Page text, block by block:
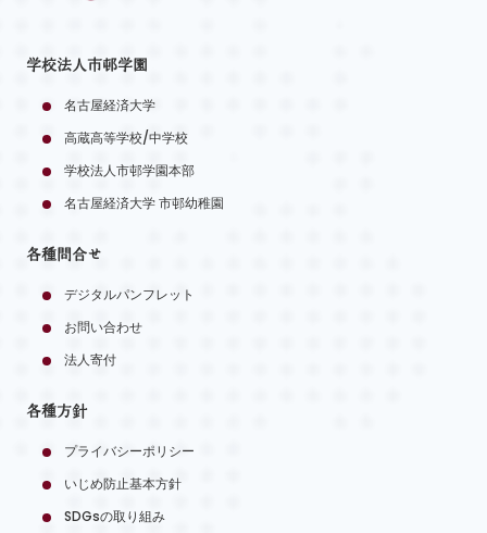
学校法人市邨学園
名古屋経済大学
高蔵高等学校/中学校
学校法人市邨学園本部
名古屋経済大学 市邨幼稚園
各種問合せ
デジタルパンフレット
お問い合わせ
法人寄付
各種方針
プライバシーポリシー
いじめ防止基本方針
SDGsの取り組み